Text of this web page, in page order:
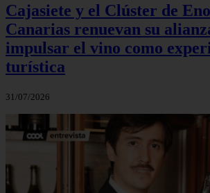
Cajasiete y el Clúster de
Canarias renuevan su
impulsar el vino como
turística
31/07/2026